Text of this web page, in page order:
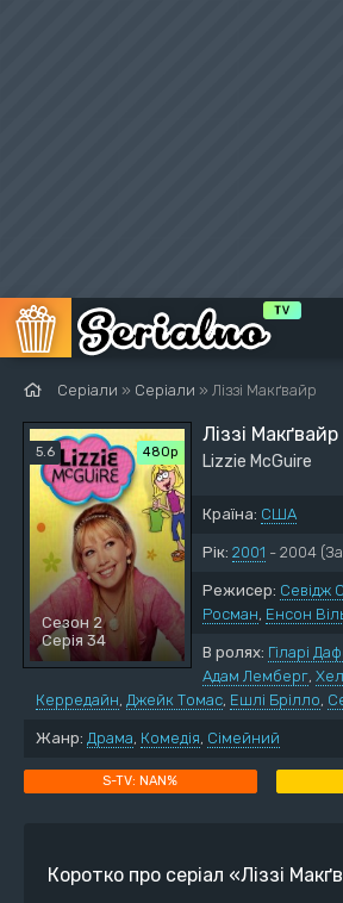
Серіали » Серіали » Ліззі Макґвайр
5.6 480p
Сезон 2
Серія 34
Ліззі Макґвайр
Lizzie McGuire
Країна: США
Рік: 2001 - 2004
Режисер: Севідж
Росман, Енсон
В ролях: Гіларі
Адам Лемберг,
Керредайн, Джейк Томас, Ешлі Брілло,
Жанр: Драма, Комедія, Сімейний
NAN%
Коротко про серіал «Ліззі